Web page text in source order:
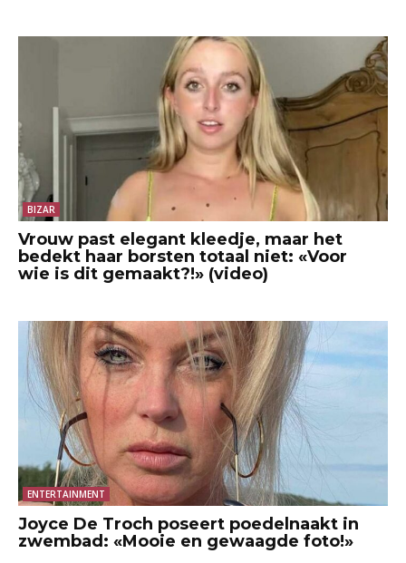
BIZAR
Vrouw past elegant kleedje, maar het
bedekt haar borsten totaal niet: «Voor
wie is dit gemaakt?!» (video)
ENTERTAINMENT
Joyce De Troch poseert poedelnaakt in
zwembad: «Mooie en gewaagde foto!»